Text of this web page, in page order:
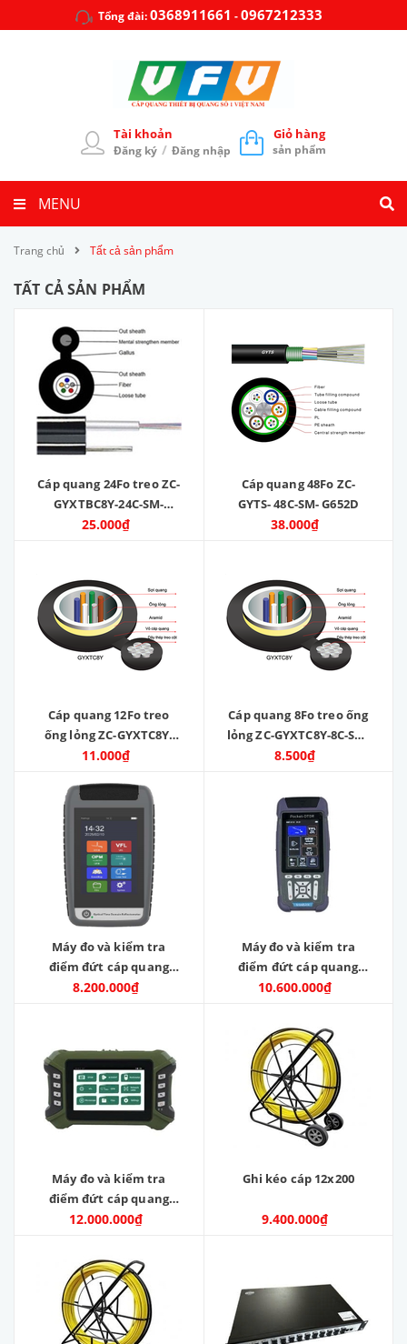
Tổng đài:0368911661 -0967212333
Tài khoản
Đăng ký / Đăng nhập
Giỏ hàng
sản phẩm
MENU
Trang chủ Tất cả sản phẩm
TẤT CẢ SẢN PHẨM
Cáp quang 24Fo treo ZC-
GYXTBC8Y-24C-SM-
G652D
25.000₫
Cáp quang 48Fo ZC-
GYTS- 48C-SM- G652D
38.000₫
Cáp quang 12Fo treo
ống lỏng ZC-GYXTC8Y-
12C-SM-G652D
11.000₫
Cáp quang 8Fo treo ống
lỏng ZC-GYXTC8Y-8C-SM-
G652D
8.500₫
Máy đo và kiểm tra
điểm đứt cáp quang
OTDR. Model: OTDR-V9.
LTD. Hàng mới 100%
8.200.000₫
Máy đo và kiểm tra
điểm đứt cáp quang
OTDR.Model:GLK3500F1
10.600.000₫
Máy đo và kiểm tra
điểm đứt cáp quang
OTDR.Model:GLK4330-
12.000.000₫
Ghi kéo cáp 12x200
9.400.000₫